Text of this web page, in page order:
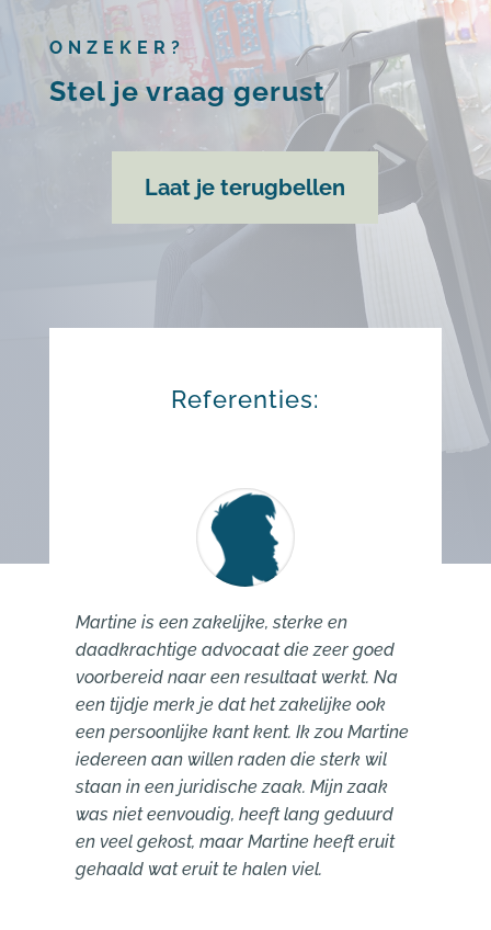
ONZEKER?
Stel je vraag gerust
Laat je terugbellen
Referenties:
Martine is een zakelijke, sterke en
daadkrachtige advocaat die zeer goed
voorbereid naar een resultaat werkt. Na
een tijdje merk je dat het zakelijke ook
een persoonlijke kant kent. Ik zou Martine
iedereen aan willen raden die sterk wil
staan in een juridische zaak. Mijn zaak
was niet eenvoudig, heeft lang geduurd
en veel gekost, maar Martine heeft eruit
gehaald wat eruit te halen viel.